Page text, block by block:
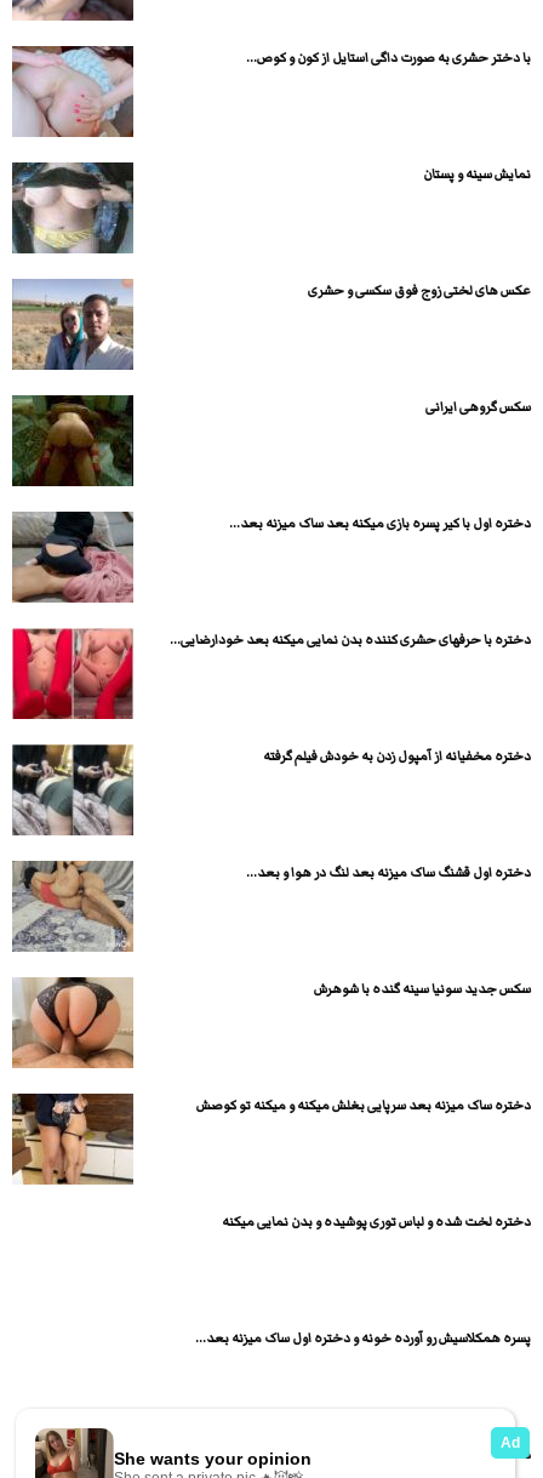
با دختر حشری به صورت داگی استایل از کون و کوص...
نمایش سینه و پستان
عکس های لختی زوج فوق سکسی و حشری
سكس گروهی ایرانی
دختره اول با کیر پسره بازی میکنه بعد ساک میزنه بعد...
دختره با حرفهای حشری کننده بدن نمایی میکنه بعد خودارضایی...
دختره مخفیانه از آمپول زدن به خودش فیلم گرفته
دختره اول قشنگ ساک میزنه بعد لنگ در هوا و بعد...
سکس جدید سونیا سینه گنده با شوهرش
دختره ساک میزنه بعد سرپایی بغلش میکنه و میکنه تو کوصش
دختره لخت شده و لباس توری پوشیده و بدن نمایی میکنه
پسره همکلاسیش رو آورده خونه و دختره اول ساک میزنه بعد...
دختره با حرفای سکسی و آه و ناله ساک میزنه بعد...